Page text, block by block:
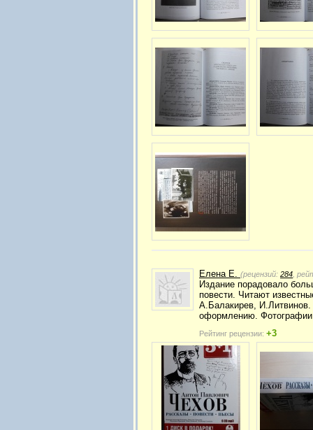
Елена Е. (рецензий: 284 ,
Издание порадовало
повести. Читают
А.Балакирев,
оформлению.
Рейтинг рецензии: +3